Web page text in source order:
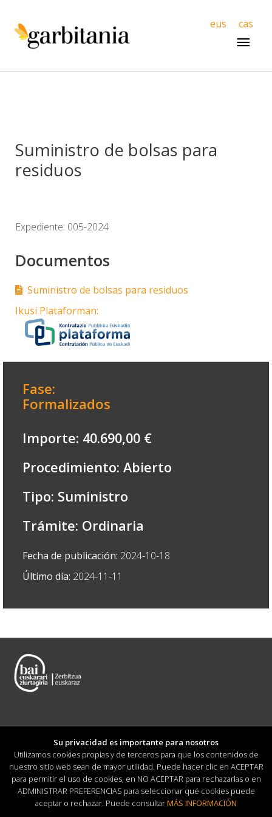
eus cas
Suministro de bolsas para
residuos
Expediente: 005-2024
Documentos
Suministro de bolsas para residuos
Ikusi Plataforman:
Fase:
Formalizados
Importe: 40.690,00 €
Procedimiento: Abierto
Tipo: Suministro
Trámite: Ordinaria
Fecha de publicación: 2024-10-18
Último día: 2024-11-11
(0034) 943 369 609 · info@garbitania.eus
Su privacidad es importante para nosotros
Utilizamos cookies propias y de terceros para que los contenidos de
nuestro sitio web sean de mayor utilidad. Puede hacer clic en ACEPTAR
para permitir el uso de cookies, en NO ACEPTAR para rechazarlas o en
ADMINISTRAR PREFERENCIAS para seleccionar qué cookies puede
aceptar o rechazar. Puede consultarMÁS INFORMACIÓN